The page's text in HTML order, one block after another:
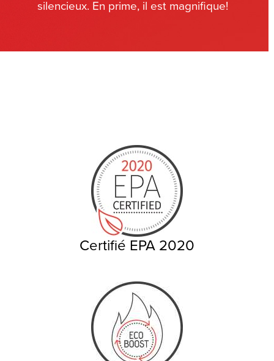
silencieux. En prime, il est magnifique!
Certifié EPA 2020